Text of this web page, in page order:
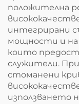
положителна
интегрирани
мощности и на
които
служители.
стоманени
използването